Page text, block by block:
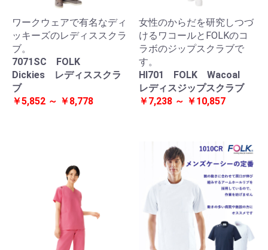
ワークウェアで有名なディ
ッキーズのレディススクラ
ブ。
7071SC FOLK
Dickies レディススクラ
ブ
￥5,852 ～ ￥8,778
女性のからだを研究しつづ
けるワコールとFOLKのコ
ラボのジップスクラブで
す。
HI701 FOLK Wacoal
レディスジップスクラブ
￥7,238 ～ ￥10,857